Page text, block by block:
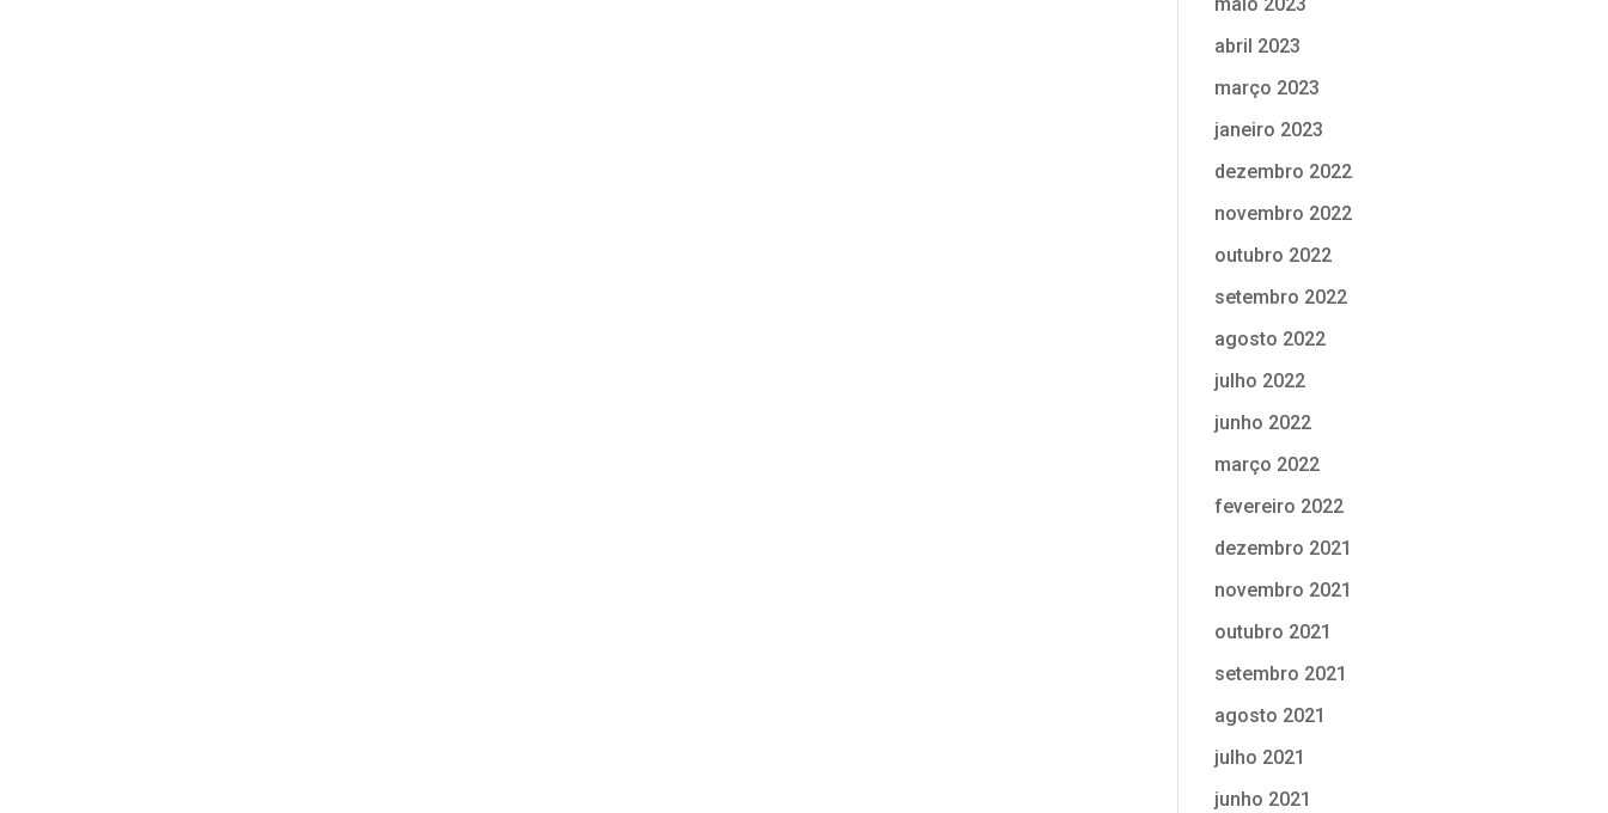
abril 2023
março 2023
janeiro 2023
dezembro 2022
novembro 2022
outubro 2022
setembro 2022
agosto 2022
julho 2022
junho 2022
março 2022
fevereiro 2022
dezembro 2021
novembro 2021
outubro 2021
setembro 2021
agosto 2021
julho 2021
junho 2021